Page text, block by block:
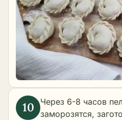
Через 6-8 часов
заморозятся,